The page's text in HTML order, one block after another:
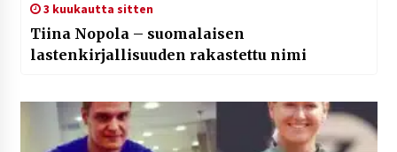
3 kuukautta sitten
Tiina Nopola – suomalaisen
lastenkirjallisuuden rakastettu nimi